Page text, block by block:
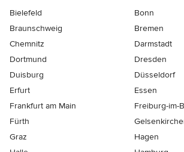
Bielefeld
Bonn
Braunschweig
Bremen
Chemnitz
Darmstadt
Dortmund
Dresden
Duisburg
Düsseldorf
Erfurt
Essen
Frankfurt am Main
Freiburg-im-
Fürth
Graz
Hagen